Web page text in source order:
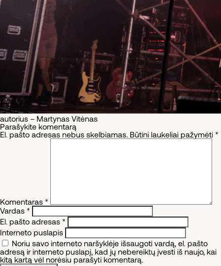
autorius – Martynas Vitėnas
Parašykite komentarą
El. pašto adresas nebus skelbiamas. Būtini laukeliai pažymėti *
Komentaras *
Vardas *
El. pašto adresas *
Interneto puslapis
Noriu savo interneto naršyklėje išsaugoti vardą, el. pašto
adresą ir interneto puslapį, kad jų nebereiktų įvesti iš naujo, kai
kitą kartą vėl norėsiu parašyti komentarą.